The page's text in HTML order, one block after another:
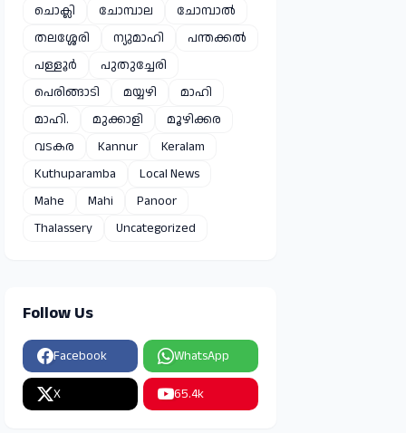
ചൊക്ലി
ചോമ്പാല
ചോമ്പാൽ
തലശ്ശേരി
ന്യുമാഹി
പന്തക്കൽ
പള്ളൂർ
പുതുച്ചേരി
പെരിങ്ങാടി
മയ്യഴി
മാഹി
മാഹി.
മുക്കാളി
മൂഴിക്കര
വടകര
Kannur
Keralam
Kuthuparamba
Local News
Mahe
Mahi
Panoor
Thalassery
Uncategorized
Follow Us
Facebook WhatsApp
X 65.4k